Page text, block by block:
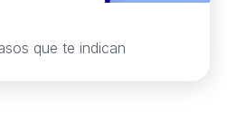
que te indican